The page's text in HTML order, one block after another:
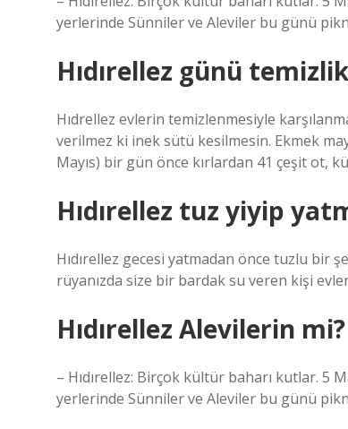
yerlerinde Sünniler ve Aleviler bu günü
Hıdırellez günü temizlik
Hıdrellez evlerin temizlenmesiyle
verilmez ki inek sütü kesilmesin. Ekmek
Mayıs) bir gün önce kırlardan 41 çeşit ot,
Hıdırellez tuz yiyip
Hıdırellez gecesi yatmadan önce tuzlu bir
rüyanızda size bir bardak su veren kişi
Hıdırellez Alevilerin mi?
– Hıdırellez: Birçok kültür baharı kutlar. 5
yerlerinde Sünniler ve Aleviler bu günü